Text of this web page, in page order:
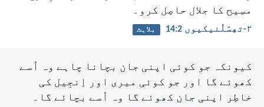
مسِیح کا جلال حاصِل کرو۔
۲-تھِسّلُنیکیوں 2:‏14 بلاہٹ
کیونکہ جو کوئی اپنی جان بچانا چاہے وہ اُسے
کھوئے گا اور جو کوئی میری اور اِنجِیل کی
خاطِر اپنی جان کھوئے گا وہ اُسے بچائے گا۔